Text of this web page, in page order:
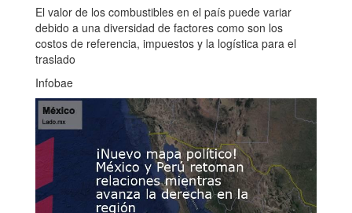
El valor de los combustibles en el país puede variar
debido a una diversidad de factores como son los
costos de referencia, impuestos y la logística para el
traslado
Infobae